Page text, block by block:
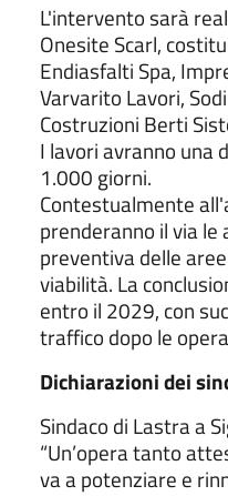
L'intervento sarà
Onesite Scarl,
Endiasfalti Spa,
Varvarito Lavori,
Costruzioni Berti
I lavori avranno una
1.000 giorni.
Contestualmente
prenderanno il via
preventiva delle
viabilità. La
entro il 2029, con
traffico dopo le
Dichiarazioni dei
Sindaco di Lastra a
“Un’opera tanto
va a potenziare e